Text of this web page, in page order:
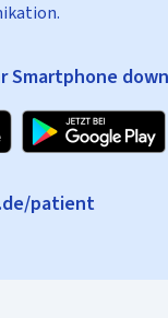
Smartphone
patient